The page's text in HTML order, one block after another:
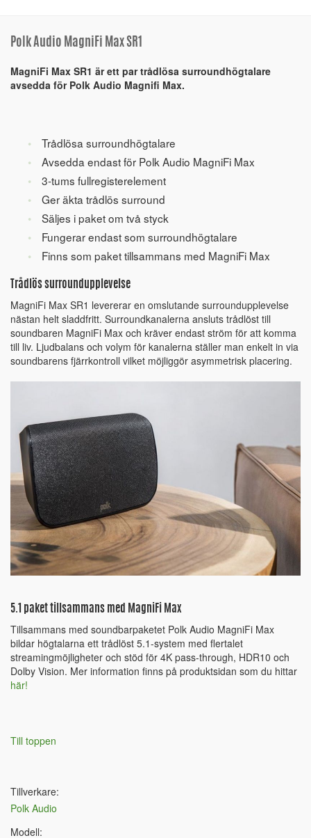
Polk Audio MagniFi Max SR1
MagniFi Max SR1 är ett par trådlösa surroundhögtalare
avsedda för Polk Audio Magnifi Max.
Trådlösa surroundhögtalare
Avsedda endast för Polk Audio MagniFi Max
3-tums fullregisterelement
Ger äkta trådlös surround
Säljes i paket om två styck
Fungerar endast som surroundhögtalare
Finns som paket tillsammans med MagniFi Max
Trådlös surroundupplevelse
MagniFi Max SR1 levererar en omslutande surroundupplevelse
nästan helt sladdfritt. Surroundkanalerna ansluts trådlöst till
soundbaren MagniFi Max och kräver endast ström för att komma
till liv. Ljudbalans och volym för kanalerna ställer man enkelt in via
soundbarens fjärrkontroll vilket möjliggör asymmetrisk placering.
5.1 paket tillsammans med MagniFi Max
Tillsammans med soundbarpaketet Polk Audio MagniFi Max
bildar högtalarna ett trådlöst 5.1-system med flertalet
streamingmöjligheter och stöd för 4K pass-through, HDR10 och
Dolby Vision. Mer information finns på produktsidan som du hittar
här!
Till toppen
Tillverkare:
Polk Audio
Modell: